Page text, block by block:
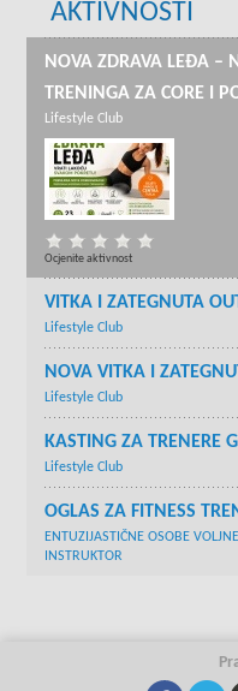
AKTIVNOSTI
NOVA ZDRAVA LEĐA –
TRENINGA ZA CORE I
Lifestyle Club
Ocjenite aktivnost
VITKA I ZATEGNUTA
Lifestyle Club
NOVA VITKA I
Lifestyle Club
KASTING ZA TRENERE
Lifestyle Club
OGLAS ZA FITNESS
ENTUZIJASTIČNE OSOBE
INSTRUKTOR